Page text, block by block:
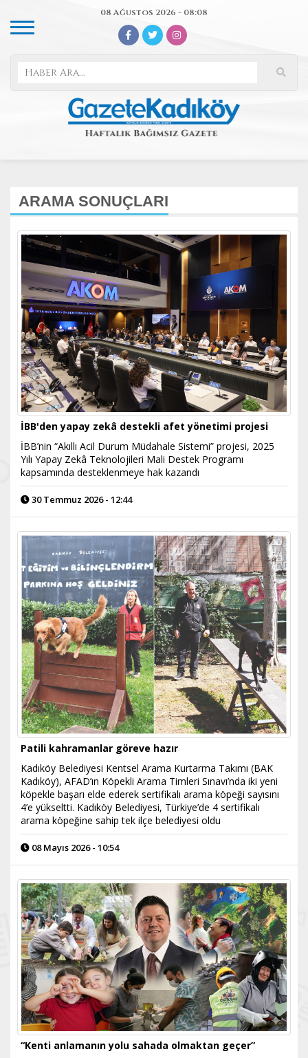
08 Ağustos 2026 - 08:08
ARAMA SONUÇLARI
İBB'den yapay zekâ destekli afet yönetimi projesi
İBB’nin “Akıllı Acil Durum Müdahale Sistemi” projesi, 2025
Yılı Yapay Zekâ Teknolojileri Mali Destek Programı
kapsamında desteklenmeye hak kazandı
30 Temmuz 2026 - 12:44
Patili kahramanlar göreve hazır
Kadıköy Belediyesi Kentsel Arama Kurtarma Takımı (BAK
Kadıköy), AFAD’ın Köpekli Arama Timleri Sınavı’nda iki yeni
köpekle başarı elde ederek sertifikalı arama köpeği sayısını
4’e yükseltti. Kadıköy Belediyesi, Türkiye’de 4 sertifikalı
arama köpeğine sahip tek ilçe belediyesi oldu
08 Mayıs 2026 - 10:54
“Kenti anlamanın yolu sahada olmaktan geçer”